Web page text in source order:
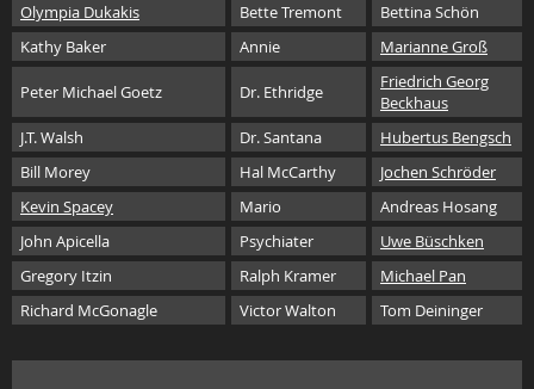
Olympia Dukakis
Bette Tremont
Bettina Schön
Kathy Baker
Annie Marianne Groß
Peter Michael Goetz Dr. Ethridge
Friedrich Georg
Beckhaus
J.T. Walsh
Dr. Santana
Hubertus Bengsch
Bill Morey
Hal McCarthy
Jochen Schröder
Kevin Spacey
Mario
Andreas Hosang
John Apicella
Psychiater
Uwe Büschken
Gregory Itzin
Ralph Kramer
Michael Pan
Richard McGonagle
Victor Walton Tom Deininger